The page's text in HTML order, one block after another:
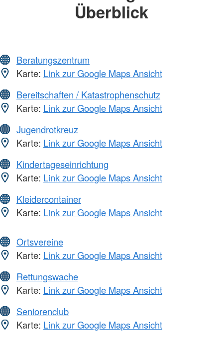
Überblick
Beratungszentrum
Karte: Link zur Google Maps Ansicht
Bereitschaften / Katastrophenschutz
Karte: Link zur Google Maps Ansicht
Jugendrotkreuz
Karte: Link zur Google Maps Ansicht
Kindertageseinrichtung
Karte: Link zur Google Maps Ansicht
Kleidercontainer
Karte: Link zur Google Maps Ansicht
Ortsvereine
Karte: Link zur Google Maps Ansicht
Rettungswache
Karte: Link zur Google Maps Ansicht
Seniorenclub
Karte: Link zur Google Maps Ansicht